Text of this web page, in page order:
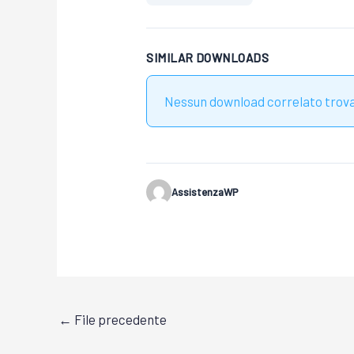
SIMILAR DOWNLOADS
Nessun download correlato
AssistenzaWP
← File precedente